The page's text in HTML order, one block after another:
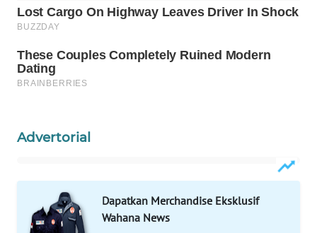
Advertorial
Dapatkan Merchandise Eksklusif
Wahana News
WAHANA
INFRASTRUKTUR
WAHANA
KONSUMEN
LISTRIK
WAHANA